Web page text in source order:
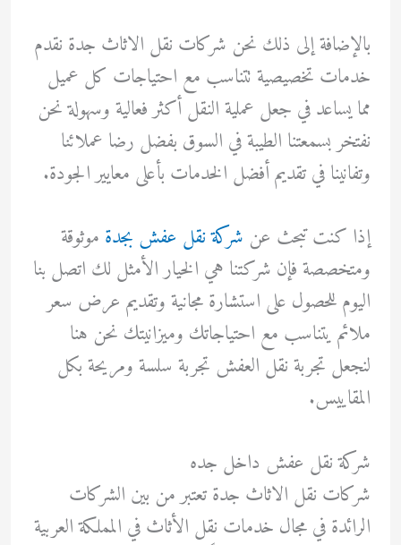
بالإضافة إلى ذلك نحن شركات نقل الاثاث جدة نقدم
خدمات تخصيصية تتناسب مع احتياجات كل عميل
مما يساعد في جعل عملية النقل أكثر فعالية وسهولة نحن
نفتخر بسمعتنا الطيبة في السوق بفضل رضا عملائنا
وتفانينا في تقديم أفضل الخدمات بأعلى معايير الجودة.
إذا كنت تبحث عن شركة نقل عفش بجدة موثوقة
ومتخصصة فإن شركتنا هي الخيار الأمثل لك اتصل بنا
اليوم للحصول على استشارة مجانية وتقديم عرض سعر
ملائم يتناسب مع احتياجاتك وميزانيتك نحن هنا
لنجعل تجربة نقل العفش تجربة سلسة ومريحة بكل
المقاييس.
شركة نقل عفش داخل جده
شركات نقل الاثاث جدة تعتبر من بين الشركات
الرائدة في مجال خدمات نقل الأثاث في المملكة العربية